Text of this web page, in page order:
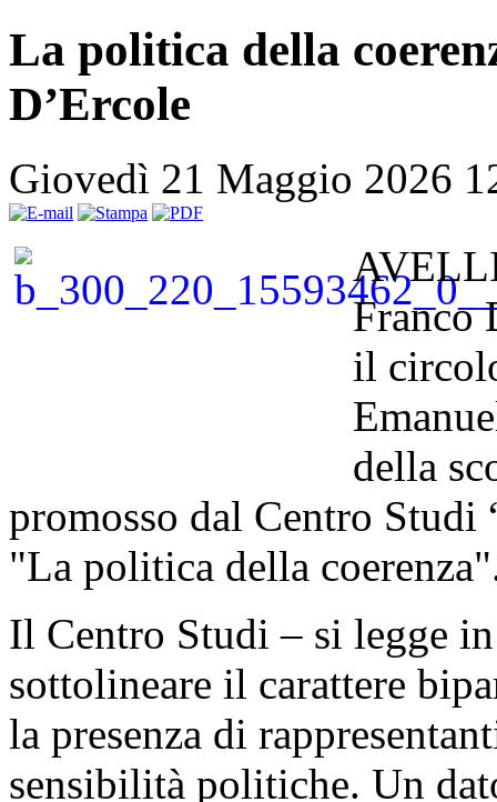
La politica della
D’Ercole
Giovedì 21 Maggio 2026
Franco
il
della
promosso dal Centro Studi
"La politica della
Il Centro Studi – si legge
sottolineare il carattere
la presenza di
sensibilità politiche. Un